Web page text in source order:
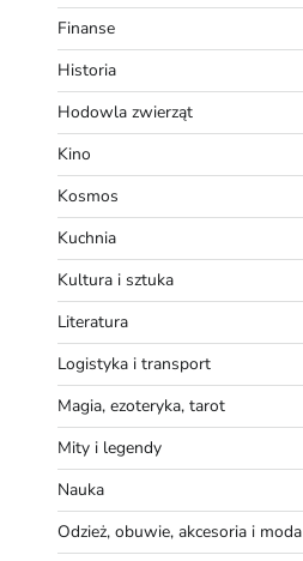
Finanse
Historia
Hodowla zwierząt
Kino
Kosmos
Kuchnia
Kultura i sztuka
Literatura
Logistyka i transport
Magia, ezoteryka, tarot
Mity i legendy
Nauka
Odzież, obuwie, akcesoria i moda